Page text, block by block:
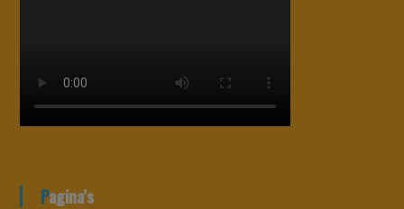
Pagina’s